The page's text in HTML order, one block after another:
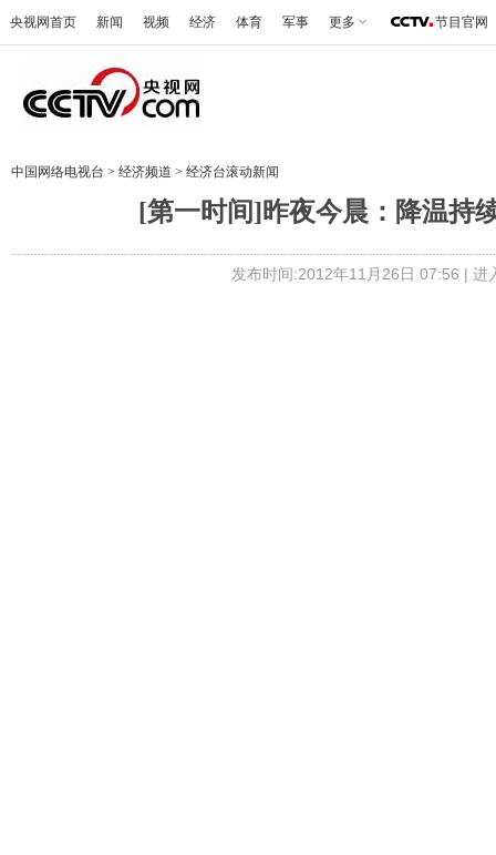
央视网首页 新闻 视频 经济 体育 军事 更多 节目官网
中国网络电视台 > 经济频道 > 经济台滚动新闻
[第一时间]昨夜今晨：降温持
发布时间:2012年11月26日 07:56 | 进